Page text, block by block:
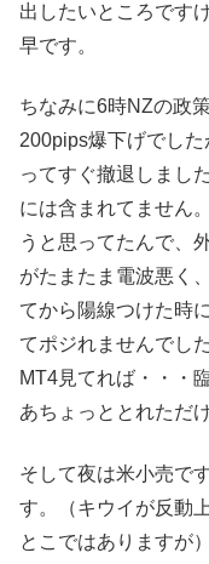
出したいところです
早です。
ちなみに6時NZの政
200pips爆下げでし
ってすぐ撤退しまし
には含まれてません
うと思ってたんで、
がたまたま電波悪く
てから陽線つけた時
てポジれませんでし
MT4見てれば・・・
あちょっととれただ
そして夜は米小売で
す。（キウイが反動
とこではありますが